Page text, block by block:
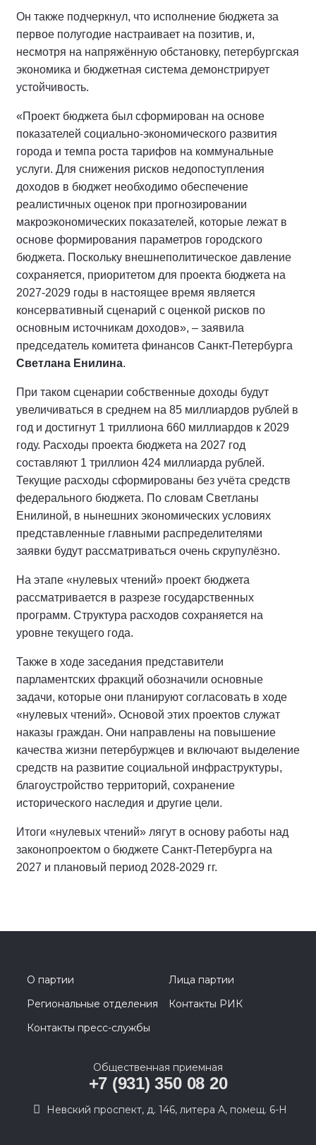
Он также подчеркнул, что исполнение бюджета за
первое полугодие настраивает на позитив, и,
несмотря на напряжённую обстановку, петербургская
экономика и бюджетная система демонстрирует
устойчивость.
«Проект бюджета был сформирован на основе
показателей социально-экономического развития
города и темпа роста тарифов на коммунальные
услуги. Для снижения рисков недопоступления
доходов в бюджет необходимо обеспечение
реалистичных оценок при прогнозировании
макроэкономических показателей, которые лежат в
основе формирования параметров городского
бюджета. Поскольку внешнеполитическое давление
сохраняется, приоритетом для проекта бюджета на
2027-2029 годы в настоящее время является
консервативный сценарий с оценкой рисков по
основным источникам доходов», – заявила
председатель комитета финансов Санкт-Петербурга
Светлана Енилина.
При таком сценарии собственные доходы будут
увеличиваться в среднем на 85 миллиардов рублей в
год и достигнут 1 триллиона 660 миллиардов к 2029
году. Расходы проекта бюджета на 2027 год
составляют 1 триллион 424 миллиарда рублей.
Текущие расходы сформированы без учёта средств
федерального бюджета. По словам Светланы
Енилиной, в нынешних экономических условиях
представленные главными распределителями
заявки будут рассматриваться очень скрупулёзно.
На этапе «нулевых чтений» проект бюджета
рассматривается в разрезе государственных
программ. Структура расходов сохраняется на
уровне текущего года.
Также в ходе заседания представители
парламентских фракций обозначили основные
задачи, которые они планируют согласовать в ходе
«нулевых чтений». Основой этих проектов служат
наказы граждан. Они направлены на повышение
качества жизни петербуржцев и включают выделение
средств на развитие социальной инфраструктуры,
благоустройство территорий, сохранение
исторического наследия и другие цели.
Итоги «нулевых чтений» лягут в основу работы над
законопроектом о бюджете Санкт-Петербурга на
2027 и плановый период 2028-2029 гг.
О партии
Лица партии
Региональные отделения
Контакты РИК
Контакты пресс-службы
Общественная приемная
+7 (931) 350 08 20
Невский проспект, д. 146, литера А, помещ. 6-Н